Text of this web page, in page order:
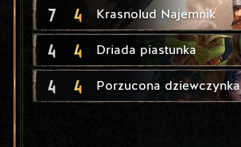
7 4 Krasnolud Najemnik
4 4 Driada piastunka
4 4 Porzucona dziewczynka